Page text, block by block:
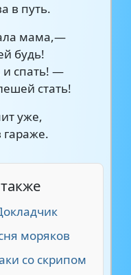
в путь.
мама,—
будь!
спать! —
стать!
уже,
гараже.
моряков
со скрипом